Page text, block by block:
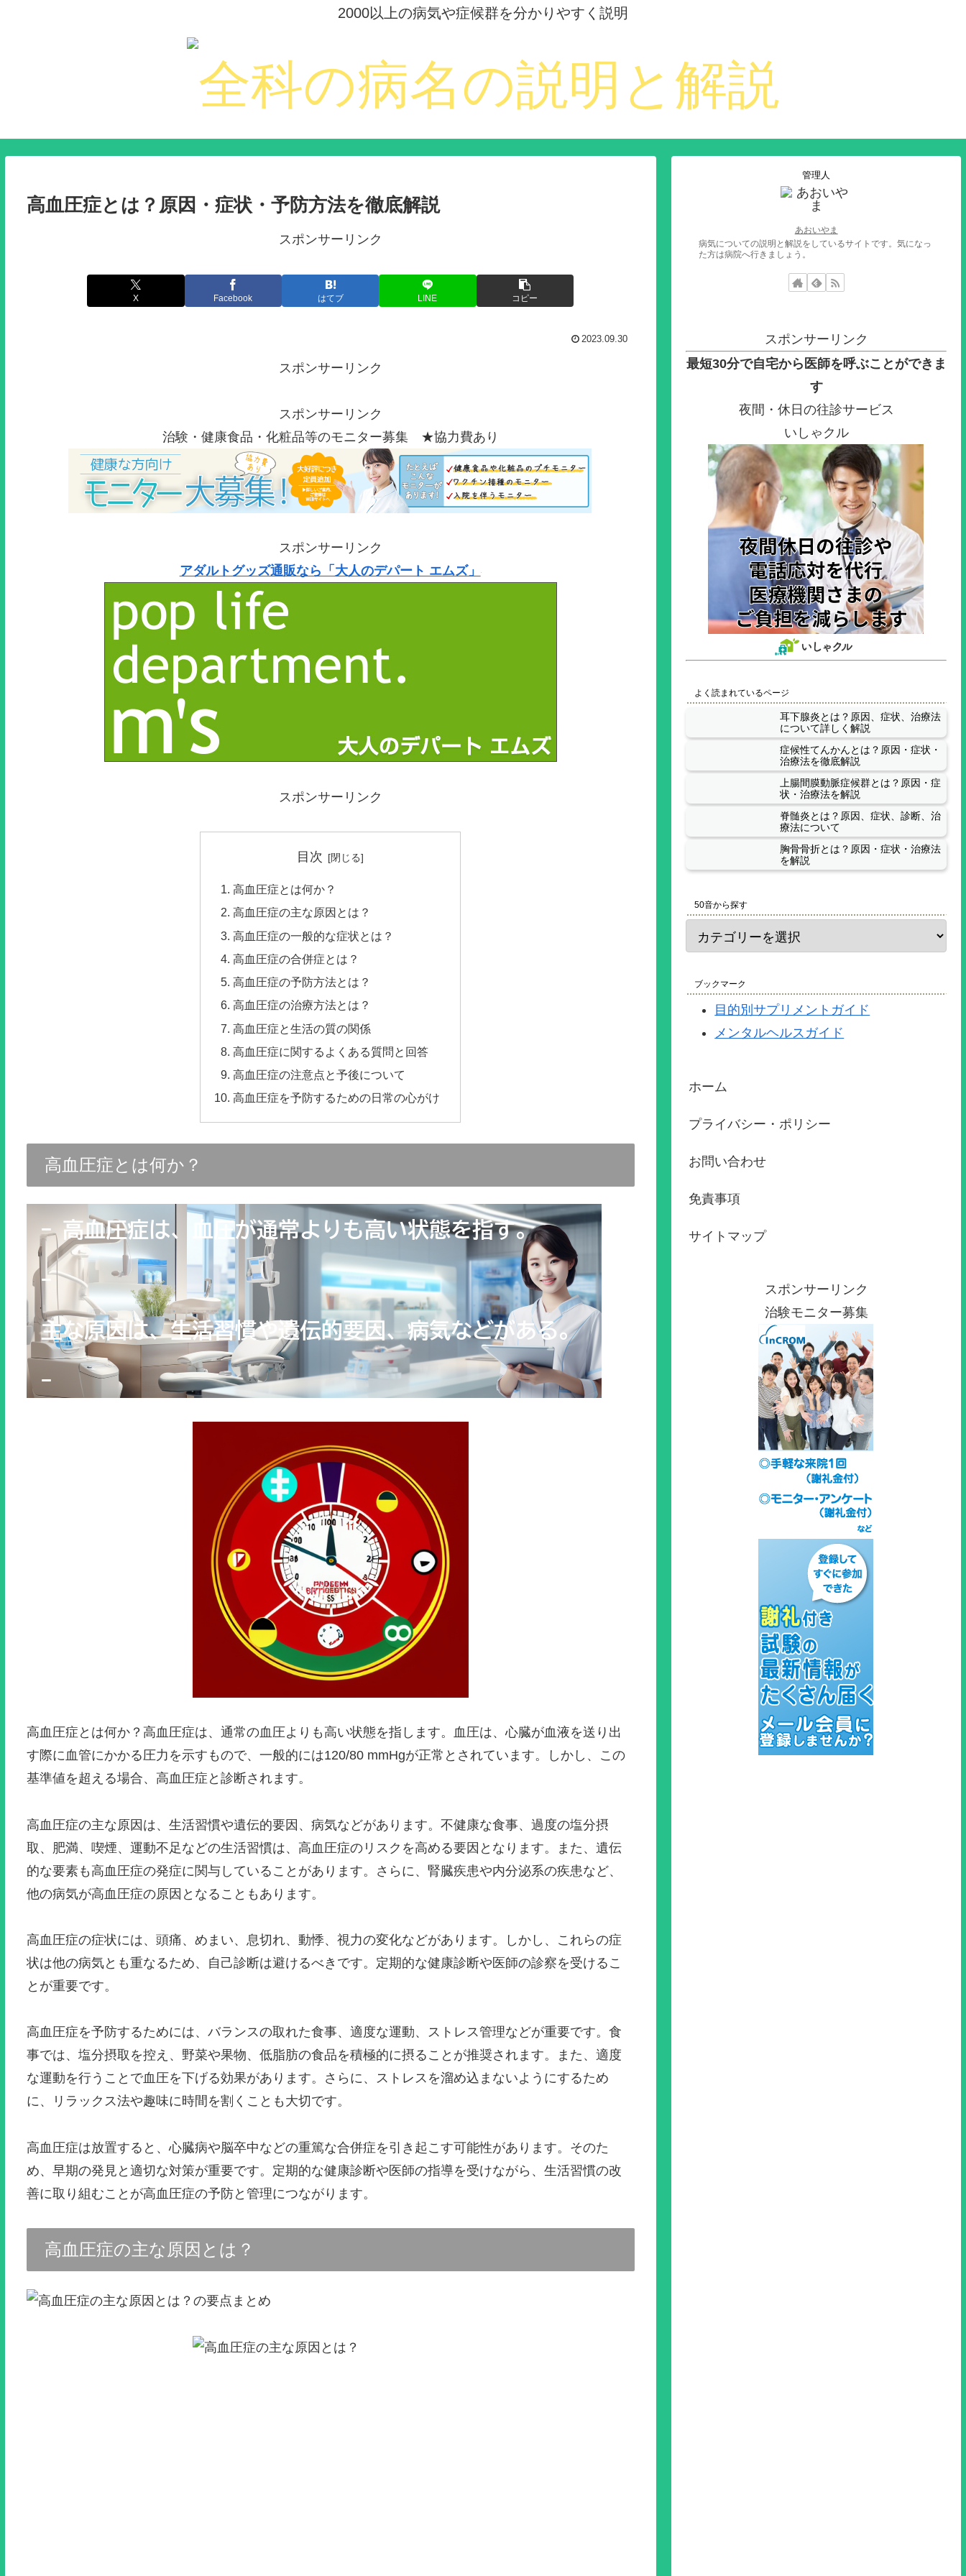
2000以上の病気や症候群を分かりやすく説明
高血圧症とは？原因・症状・予防方法を徹底解説
スポンサーリンク
X Facebook はてブ LINE コピー
2023.09.30
スポンサーリンク
スポンサーリンク
治験・健康食品・化粧品等のモニター募集 ★協力費あり
スポンサーリンク
アダルトグッズ通販なら「大人のデパート エムズ」
スポンサーリンク
目次
高血圧症とは何か？
高血圧症の主な原因とは？
高血圧症の一般的な症状とは？
高血圧症の合併症とは？
高血圧症の予防方法とは？
高血圧症の治療方法とは？
高血圧症と生活の質の関係
高血圧症に関するよくある質問と回答
高血圧症の注意点と予後について
高血圧症を予防するための日常の心がけ
高血圧症とは何か？
高血圧症とは何か？高血圧症は、通常の血圧よりも高い状態を指します。血圧は、心臓が血液を送り出
す際に血管にかかる圧力を示すもので、一般的には120/80 mmHgが正常とされています。しかし、この
基準値を超える場合、高血圧症と診断されます。
高血圧症の主な原因は、生活習慣や遺伝的要因、病気などがあります。不健康な食事、過度の塩分摂
取、肥満、喫煙、運動不足などの生活習慣は、高血圧症のリスクを高める要因となります。また、遺伝
的な要素も高血圧症の発症に関与していることがあります。さらに、腎臓疾患や内分泌系の疾患など、
他の病気が高血圧症の原因となることもあります。
高血圧症の症状には、頭痛、めまい、息切れ、動悸、視力の変化などがあります。しかし、これらの症
状は他の病気とも重なるため、自己診断は避けるべきです。定期的な健康診断や医師の診察を受けるこ
とが重要です。
高血圧症を予防するためには、バランスの取れた食事、適度な運動、ストレス管理などが重要です。食
事では、塩分摂取を控え、野菜や果物、低脂肪の食品を積極的に摂ることが推奨されます。また、適度
な運動を行うことで血圧を下げる効果があります。さらに、ストレスを溜め込まないようにするため
に、リラックス法や趣味に時間を割くことも大切です。
高血圧症は放置すると、心臓病や脳卒中などの重篤な合併症を引き起こす可能性があります。そのた
め、早期の発見と適切な対策が重要です。定期的な健康診断や医師の指導を受けながら、生活習慣の改
善に取り組むことが高血圧症の予防と管理につながります。
高血圧症の主な原因とは？
管理人
あおいやま
病気についての説明と解説をしているサイトです。気になっ
た方は病院へ行きましょう。
スポンサーリンク
最短30分で自宅から医師を呼ぶことができま
す
夜間・休日の往診サービス
いしゃクル
よく読まれているページ
耳下腺炎とは？原因、症状、治療法
について詳しく解説
症候性てんかんとは？原因・症状・
治療法を徹底解説
上腸間膜動脈症候群とは？原因・症
状・治療法を解説
脊髄炎とは？原因、症状、診断、治
療法について
胸骨骨折とは？原因・症状・治療法
を解説
50音から探す
ブックマーク
目的別サプリメントガイド
メンタルヘルスガイド
ホーム
プライバシー・ポリシー
お問い合わせ
免責事項
サイトマップ
スポンサーリンク
治験モニター募集